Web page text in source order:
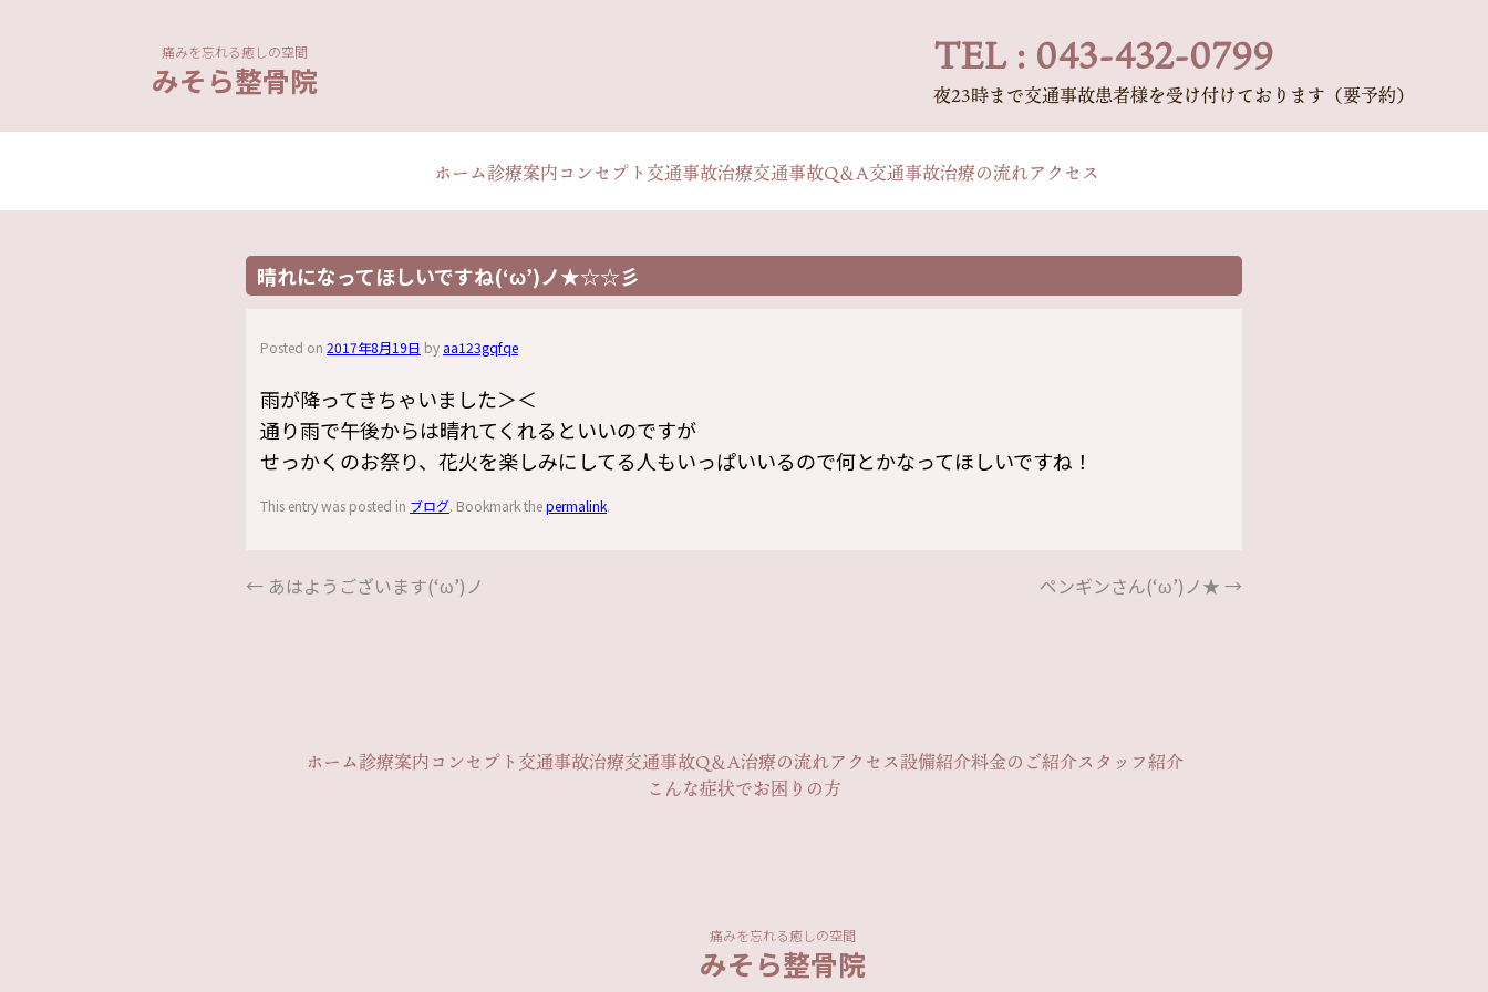
痛みを忘れる癒しの空間
みそら整骨院 TEL : 043-432-0799
夜23時まで交通事故患者様を受け付けております（要予約）
ホーム診療案内コンセプト 交通事故治療交通事故Q＆A交通事故治療の流れアクセス
晴れになってほしいですね(‘ω’)ノ★☆☆彡
Posted on 2017年8月19日 by aa123gqfqe
雨が降ってきちゃいました＞＜
通り雨で午後からは晴れてくれるといいのですが
せっかくのお祭り、花火を楽しみにしてる人もいっぱいいるので何とかなってほしいですね！
This entry was posted in ブログ. Bookmark thepermalink.
← あはようございます(‘ω’)ノ ペンギンさん(‘ω’)ノ★ →
ホーム診療案内コンセプト 交通事故治療交通事故Q＆A治療の流れアクセス設備紹介料金のご紹介スタッフ紹介
こんな症状でお困りの方
痛みを忘れる癒しの空間
みそら整骨院